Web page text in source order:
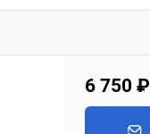
6 750 ₽